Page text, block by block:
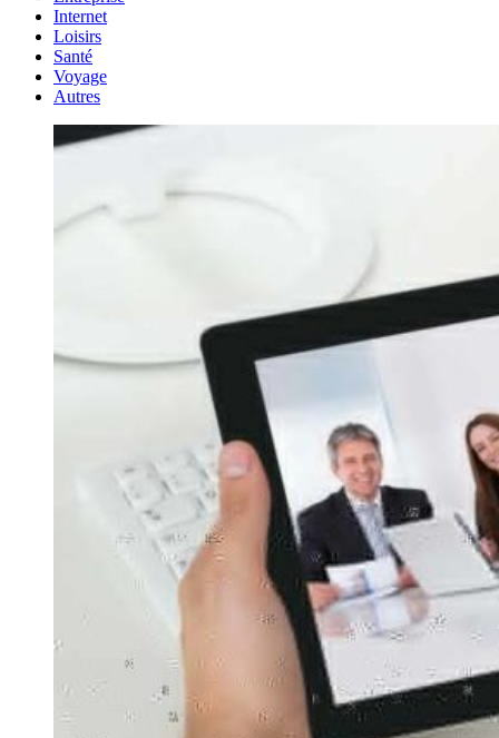
Internet
Loisirs
Santé
Voyage
Autres